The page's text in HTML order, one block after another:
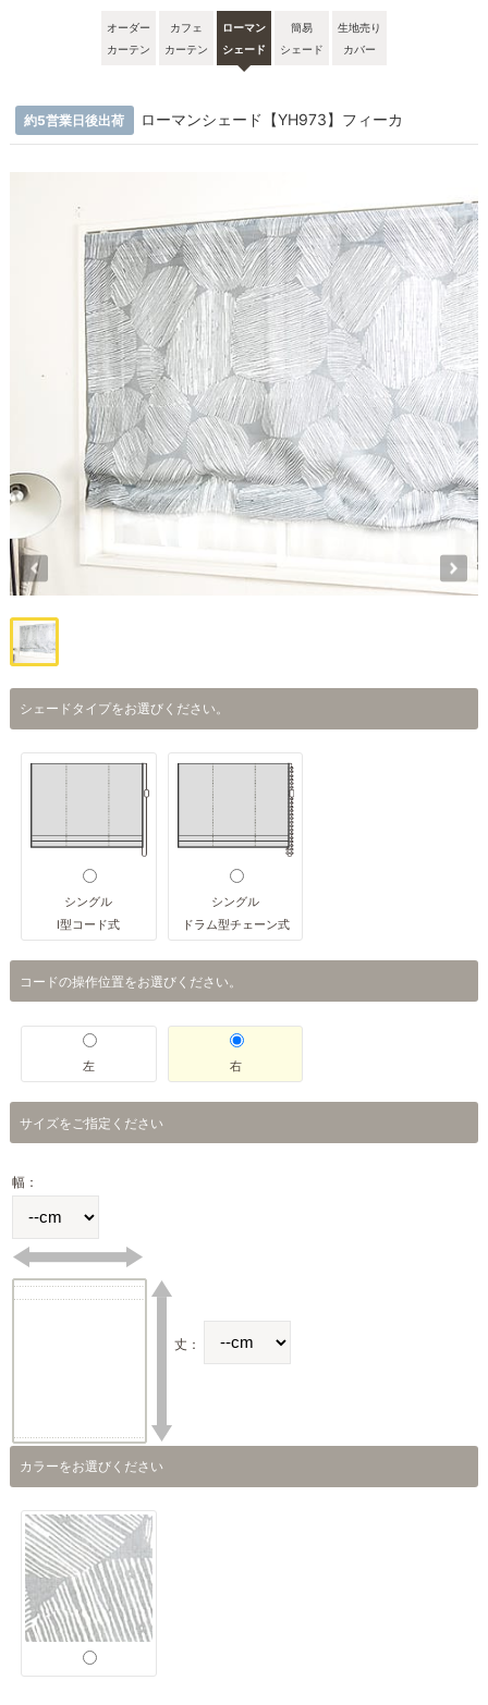
オーダー
カーテン
カフェ
カーテン
ローマン
シェード
簡易
シェード
生地売り
カバー
約5営業日後出荷 ローマンシェード【YH973】フィーカ
シェードタイプをお選びください。
シングル
I型コード式
シングル
ドラム型チェーン式
コードの操作位置をお選びください。
左 右
サイズをご指定ください
幅：
丈：
カラーをお選びください